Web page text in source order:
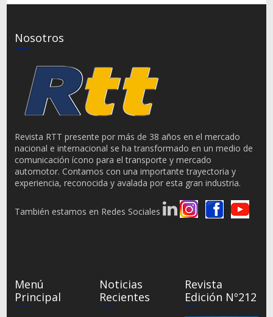
Nosotros
Revista RTT presente por más de 38 años en el mercado
nacional e internacional se ha transformado en un medio de
comunicación ícono para el transporte y mercado
automotor. Contamos con una importante trayectoria y
experiencia, reconocida y avalada por esta gran industria.
También estamos en Redes Sociales
Menú
Principal
Noticias
Recientes
Revista
Edición Nº212